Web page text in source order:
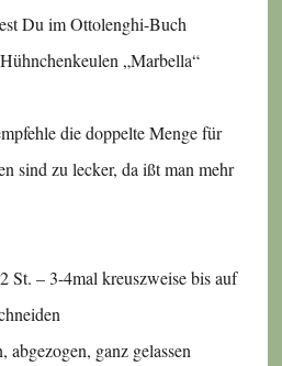
Du im Ottolenghi-Buch
„Marbella“
die doppelte Menge für
sind zu lecker, da ißt man mehr
St. – 3-4mal kreuszweise bis auf
abgezogen, ganz gelassen